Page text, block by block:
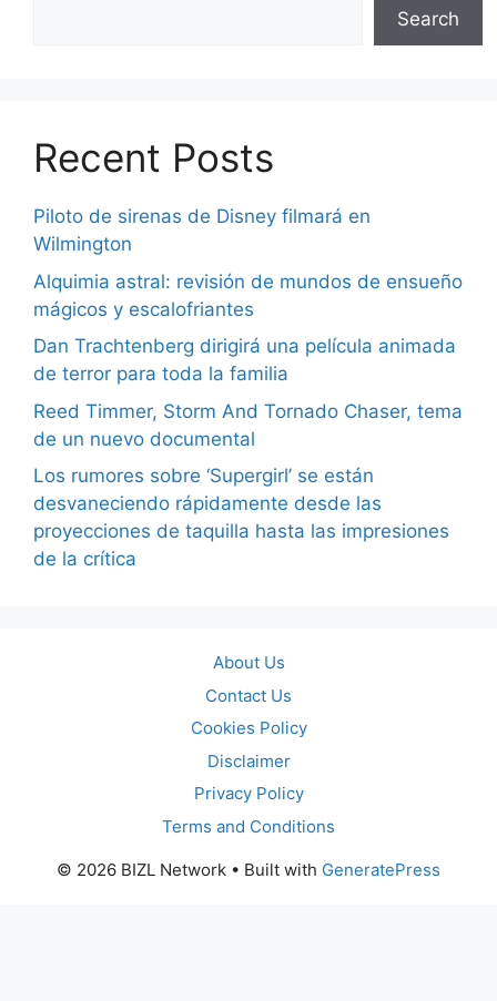
Search
Recent Posts
Piloto de sirenas de Disney filmará en
Wilmington
Alquimia astral: revisión de mundos de ensueño
mágicos y escalofriantes
Dan Trachtenberg dirigirá una película animada
de terror para toda la familia
Reed Timmer, Storm And Tornado Chaser, tema
de un nuevo documental
Los rumores sobre ‘Supergirl’ se están
desvaneciendo rápidamente desde las
proyecciones de taquilla hasta las impresiones
de la crítica
About Us
Contact Us
Cookies Policy
Disclaimer
Privacy Policy
Terms and Conditions
© 2026 BIZL Network • Built with GeneratePress